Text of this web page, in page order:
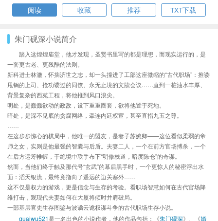
阅读
收藏 推荐 TXT下载
朱门砚深小说简介
踏入这煌煌庙堂，他才发现，圣贤书里写的都是理想，而现实运行的，是
一套更古老、更残酷的法则。
新科进士林澈，怀揣济世之志，却一头撞进了工部这座微缩的“古代职场”：推诿
甩锅的上司、抢功诿过的同僚、永无止境的文牍会议……直到一桩油水丰厚、
背景复杂的西苑工程，将他推到风口浪尖。
明处，是蠢蠢欲动的政敌，设下重重圈套，欲将他置于死地。
暗处，是深不见底的贪腐网络，牵连内廷权宦，甚至直指九五之尊。
在这步步惊心的棋局中，他唯一的盟友，是妻子苏婉卿——这位看似柔弱的帝
师之女，实则是他最强的智囊与后盾。夫妻二人，一个在前方官场搏杀，一个
在后方运筹帷幄，于绝境中联手布下“明修栈道，暗度陈仓”的奇谋。
然而，当他们终于触及那代号“玄武”的幕后黑手时，一个更惊人的秘密浮出水
面：滔天银流，最终竟指向了遥远的边关塞外……
这不仅是权力的游戏，更是信念与生存的考验。看职场智慧如何在古代官场降
维打击，观现代夫妻如何在大厦将倾时并肩破局。
一部基层官吏生存图鉴与波谲云诡权谋斗争的古代职场生存小说。
guaiwu521是一名出色的小说作者，他的作品包括：《朱门砚深》、《婚